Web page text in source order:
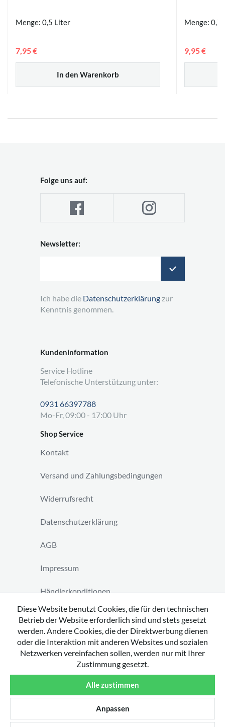
Menge: 0,5 Liter
In den Warenkorb
7,95 €
Menge:
9,95 €
Kundeninformation
Service Hotline
Telefonische Unterstützung unter:
0931 66397788
Mo-Fr, 09:00 - 17:00 Uhr
Shop Service
Kontakt
Versand und Zahlungsbedingungen
Widerrufsrecht
Datenschutzerklärung
AGB
Impressum
Händlerkonditionen
Vertrag widerrufen
Folge uns auf:
Newsletter:
Ich habe die Datenschutzerklärung zur
Kenntnis genommen.
Diese Website benutzt Cookies, die für den technischen
Betrieb der Website erforderlich sind und stets gesetzt
werden. Andere Cookies, die der Direktwerbung dienen
oder die Interaktion mit anderen Websites und sozialen
Netzwerken vereinfachen sollen, werden nur mit Ihrer
Zustimmung gesetzt.